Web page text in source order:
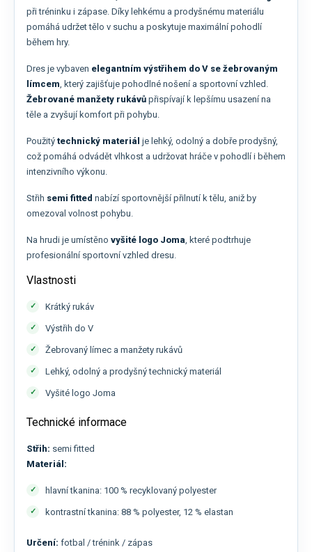
při tréninku i zápase. Díky lehkému a prodyšnému materiálu
pomáhá udržet tělo v suchu a poskytuje maximální pohodlí
během hry.
Dres je vybaven elegantním výstřihem do V se žebrovaným
límcem, který zajišťuje pohodlné nošení a sportovní vzhled.
Žebrované manžety rukávů přispívají k lepšímu usazení na
těle a zvyšují komfort při pohybu.
Použitý technický materiál je lehký, odolný a dobře prodyšný,
což pomáhá odvádět vlhkost a udržovat hráče v pohodlí i během
intenzivního výkonu.
Střih semi fitted nabízí sportovnější přilnutí k tělu, aniž by
omezoval volnost pohybu.
Na hrudi je umístěno vyšité logo Joma, které podtrhuje
profesionální sportovní vzhled dresu.
Vlastnosti
Krátký rukáv
Výstřih do V
Žebrovaný límec a manžety rukávů
Lehký, odolný a prodyšný technický materiál
Vyšité logo Joma
Technické informace
Střih: semi fitted
Materiál:
hlavní tkanina: 100 % recyklovaný polyester
kontrastní tkanina: 88 % polyester, 12 % elastan
Určení: fotbal / trénink / zápas